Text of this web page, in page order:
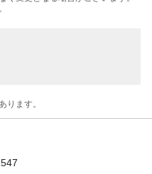
ります。